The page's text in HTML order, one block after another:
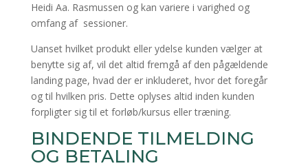
Heidi Aa. Rasmussen og kan variere i varighed og
omfang af sessioner.
Uanset hvilket produkt eller ydelse kunden vælger at
benytte sig af, vil det altid fremgå af den pågældende
landing page, hvad der er inkluderet, hvor det foregår
og til hvilken pris. Dette oplyses altid inden kunden
forpligter sig til et forløb/kursus eller træning.
BINDENDE TILMELDING
OG BETALING